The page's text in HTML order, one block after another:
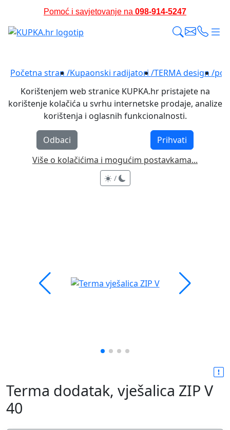
Pomoć i savjetovanje na 098-914-5247
Početna stran /Kupaonski radijatori /TERMA design /
Korištenjem web stranice KUPKA.hr pristajete na
korištenje kolačića u svrhu internetske prodaje, analize
korištenja i oglasnih funkcionalnosti.
Odbaci
Prihvati
Više o kolačićima i mogućim postavkama...
/
Terma dodatak, vješalica ZIP V
40